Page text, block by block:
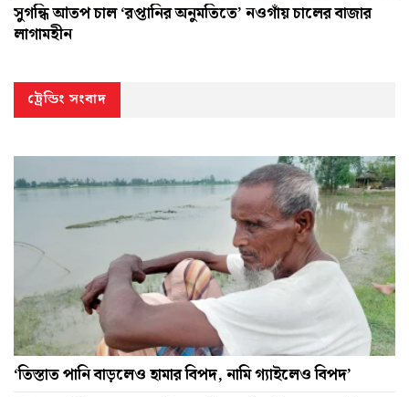
সুগন্ধি আতপ চাল ‘রপ্তানির অনুমতিতে’ নওগাঁয় চালের বাজার
লাগামহীন
ট্রেন্ডিং সংবাদ
‘তিস্তাত পানি বাড়লেও হামার বিপদ, নামি গ্যাইলেও বিপদ’